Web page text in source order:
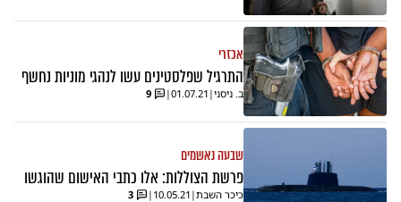
אכזרי
התרגיל שפלסטינים עשו לנהגי מוניות נחשף
ב. ניסני|
01.07.21
|
9
שבעה נאשמים
פרשת הצוללות: אלו כתבי האישום שהוגשו
כיכר השבת|
10.05.21
|
3